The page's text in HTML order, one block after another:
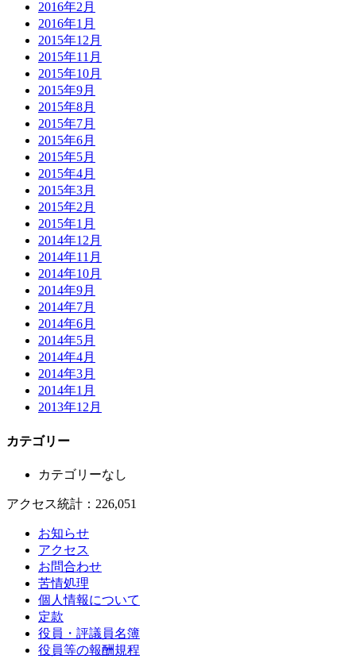
2016年2月
2016年1月
2015年12月
2015年11月
2015年10月
2015年9月
2015年8月
2015年7月
2015年6月
2015年5月
2015年4月
2015年3月
2015年2月
2015年1月
2014年12月
2014年11月
2014年10月
2014年9月
2014年7月
2014年6月
2014年5月
2014年4月
2014年3月
2014年1月
2013年12月
カテゴリー
カテゴリーなし
アクセス統計：226,051
お知らせ
アクセス
お問合わせ
苦情処理
個人情報について
定款
役員・評議員名簿
役員等の報酬規程